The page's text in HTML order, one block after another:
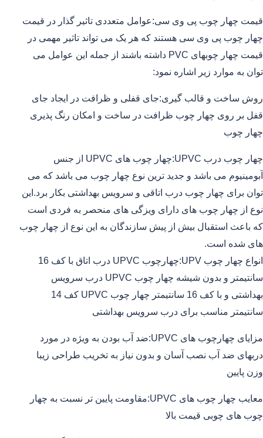
قیمت چهار چوب پی وی سی:عوامل متعددی تاثیر گذار در قیمت
چهار چوب پی وی سی هستند که هر یک می تواند تاثیر مهمی در
قیمت چهار چوبهای PVC داشته باشند از جمله این عوامل می
توان به موارد زیر اشاره نمود:
روش ساخت و قالب گیری:جای قفلی و ظرافت در ایجاد جای
قفل بر روی چهار چوب ظرافت در ساخت و امکان رنگ پذیری
چهار چوب
چهار چوب درب UPVC:چهار چوب های UPVC از جنس
آبومینیوم می باشد و جدید ترین نوع چهار چوب می باشد که می
توان برای چهار چوب درب اتاقی و سرویس بهداشتی بکار برد.این
نوع از چهار چوب های دارای ویزگی های منحصر به فردی است
که باعث استقبال بیش از پیش سازندگان به این نوع از چهار چوب
های شده است.
انواع چهار چوب UPV:چهارچوب UPVC درب اتاق با کف 16
سانتیمتر و بدون شیشه چهار چوب UPVC درب سرویس
بهداشتی و با کف 16 سانتیمتر چهار چوب UPVC کف 14
سانتیمتر مناسب برای درب سرویس بهداشتی
مزایای چهارچوب های UPVC:ضد آب بودن به ویژه در مورد
دربهای ضد آب نصب آسان و بدون نیاز به تخریب طراحی زیبا
وزن پایین
معایب چهار چوب های UPVC:مقاومت پایین تر نسبت به چهار
چوب های چوبی قیمت بالا